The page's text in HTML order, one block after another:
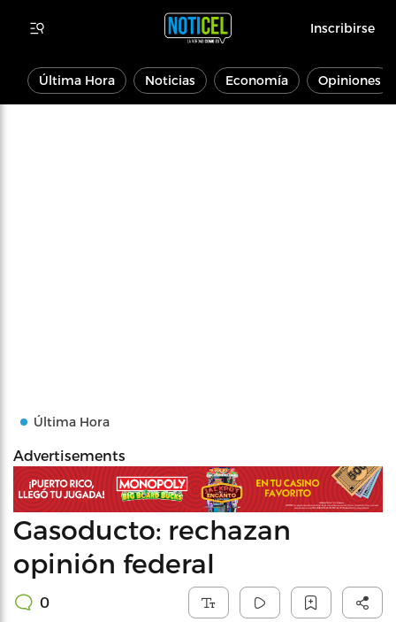
Inscribirse
Última Hora Noticias Economía Opiniones
Última Hora
Advertisements
Gasoducto: rechazan
opinión federal
0